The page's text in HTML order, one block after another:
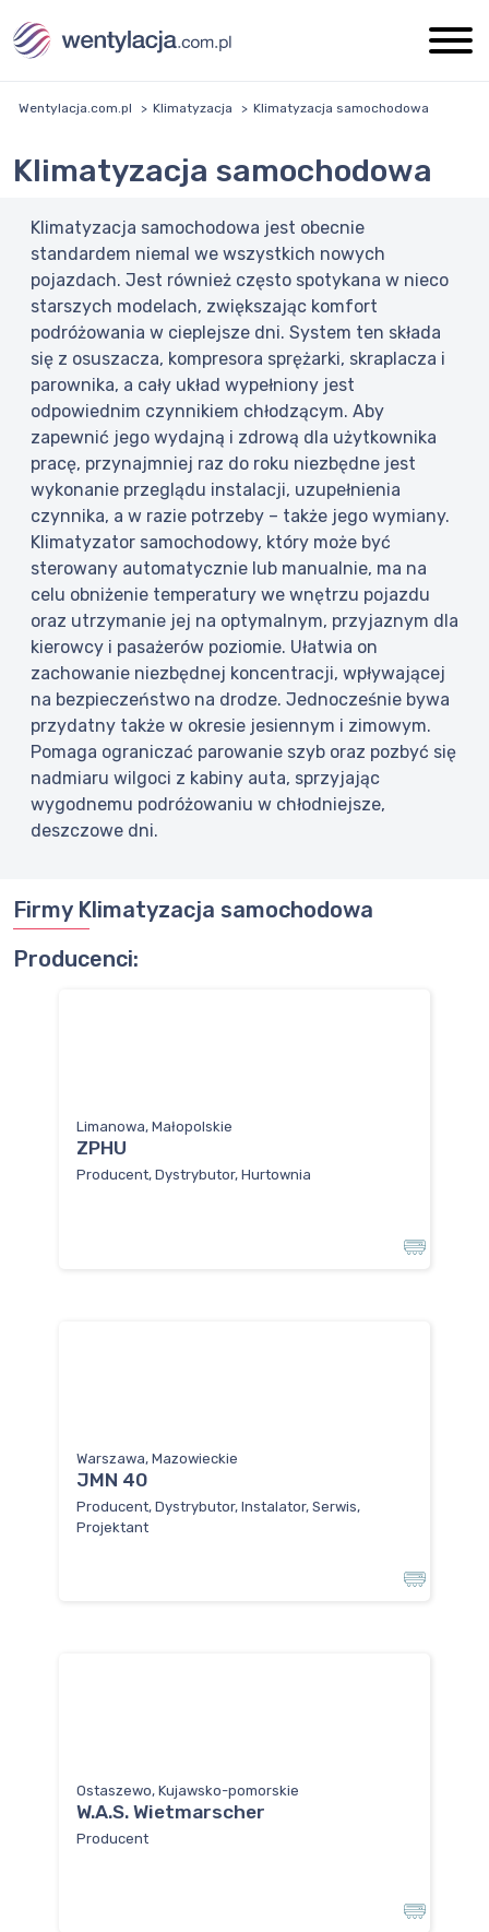
Wentylacja.com.pl Klimatyzacja Klimatyzacja samochodowa
Klimatyzacja samochodowa
Klimatyzacja samochodowa jest obecnie
standardem niemal we wszystkich nowych
pojazdach. Jest również często spotykana w nieco
starszych modelach, zwiększając komfort
podróżowania w cieplejsze dni. System ten składa
się z osuszacza, kompresora sprężarki, skraplacza i
parownika, a cały układ wypełniony jest
odpowiednim czynnikiem chłodzącym. Aby
zapewnić jego wydajną i zdrową dla użytkownika
pracę, przynajmniej raz do roku niezbędne jest
wykonanie przeglądu instalacji, uzupełnienia
czynnika, a w razie potrzeby – także jego wymiany.
Klimatyzator samochodowy, który może być
sterowany automatycznie lub manualnie, ma na
celu obniżenie temperatury we wnętrzu pojazdu
oraz utrzymanie jej na optymalnym, przyjaznym dla
kierowcy i pasażerów poziomie. Ułatwia on
zachowanie niezbędnej koncentracji, wpływającej
na bezpieczeństwo na drodze. Jednocześnie bywa
przydatny także w okresie jesiennym i zimowym.
Pomaga ograniczać parowanie szyb oraz pozbyć się
nadmiaru wilgoci z kabiny auta, sprzyjając
wygodnemu podróżowaniu w chłodniejsze,
deszczowe dni.
Firmy Klimatyzacja samochodowa
Producenci:
Limanowa, Małopolskie
ZPHU
Producent, Dystrybutor, Hurtownia
Warszawa, Mazowieckie
JMN 40
Producent, Dystrybutor, Instalator, Serwis,
Projektant
Ostaszewo, Kujawsko-pomorskie
W.A.S. Wietmarscher
Producent